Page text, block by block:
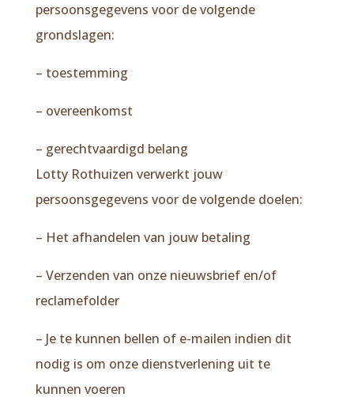
persoonsgegevens voor de volgende
grondslagen:
– toestemming
– overeenkomst
– gerechtvaardigd belang
Lotty Rothuizen verwerkt jouw
persoonsgegevens voor de volgende doelen:
– Het afhandelen van jouw betaling
– Verzenden van onze nieuwsbrief en/of
reclamefolder
– Je te kunnen bellen of e-mailen indien dit
nodig is om onze dienstverlening uit te
kunnen voeren